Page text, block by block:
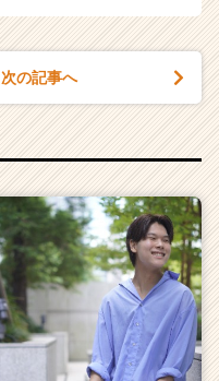
次の記事へ